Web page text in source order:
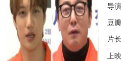
导
豆
片
上